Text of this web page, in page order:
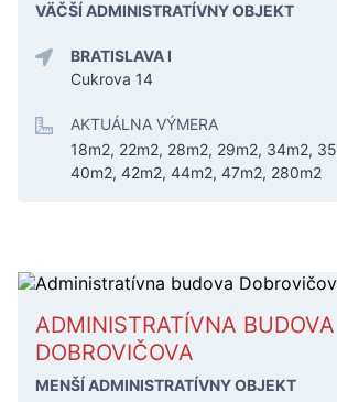
VÄČŠÍ ADMINISTRATÍVNY OBJEKT
BRATISLAVA I
Cukrova 14
AKTUÁLNA VÝMERA
18m2, 22m2, 28m2, 29m2, 34m2,
40m2, 42m2, 44m2, 47m2, 280m2
ADMINISTRATÍVNA BUDOVA
DOBROVIČOVA
MENŠÍ ADMINISTRATÍVNY OBJEKT